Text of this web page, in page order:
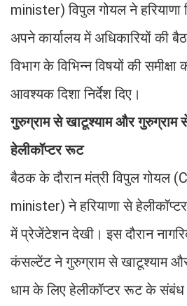
minister) विपुल गोयल ने हरियाणा
अपने कार्यालय में अधिकारियों की
विभाग के विभिन्न विषयों की
आवश्यक दिशा निर्देश दिए।
गुरुग्राम से खाटूश्याम और गुरुग्राम
हेलीकॉप्टर रूट
बैठक के दौरान मंत्री विपुल गोयल
minister) ने हरियाणा से
में प्रेजेंटेशन देखी। इस दौरान
कंसल्टेंट ने गुरुग्राम से खाटूश्याम
धाम के लिए हेलीकॉप्टर रूट के संबंध